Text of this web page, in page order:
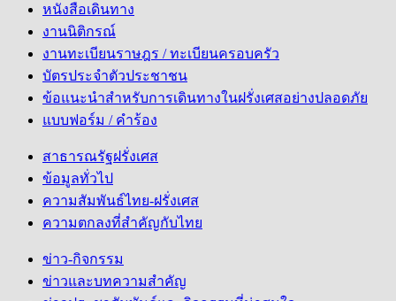
หนังสือเดินทาง
งานนิติกรณ์
งานทะเบียนราษฎร / ทะเบียนครอบครัว
บัตรประจำตัวประชาชน
ข้อแนะนำสำหรับการเดินทางในฝรั่งเศสอย่างปลอดภัย
แบบฟอร์ม / คำร้อง
สาธารณรัฐฝรั่งเศส
ข้อมูลทั่วไป
ความสัมพันธ์ไทย-ฝรั่งเศส
ความตกลงที่สำคัญกับไทย
ข่าว-กิจกรรม
ข่าวและบทความสำคัญ